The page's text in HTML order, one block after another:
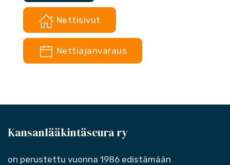
Nettisivut
Nettiajanvaraus
Kansanlääkintäseura ry
on perustettu vuonna 1986 edistämään